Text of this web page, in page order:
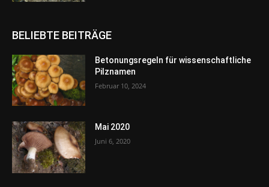
BELIEBTE BEITRÄGE
Betonungsregeln für wissenschaftliche
Pilznamen
Februar 10, 2024
Mai 2020
Juni 6, 2020